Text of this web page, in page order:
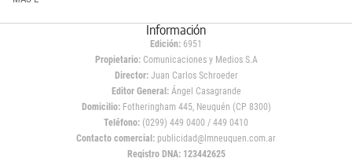
Información
Edición: 6951
Propietario:Comunicaciones y Medios S.A
Director: Juan Carlos Schroeder
Editor General:Ángel Casagrande
Domicilio:Fotheringham 445, Neuquén (CP 8300)
Teléfono: (0299) 449 0400 / 449 0410
Contacto comercial: publicidad@lmneuquen.com.ar
Registro DNA: 123442625